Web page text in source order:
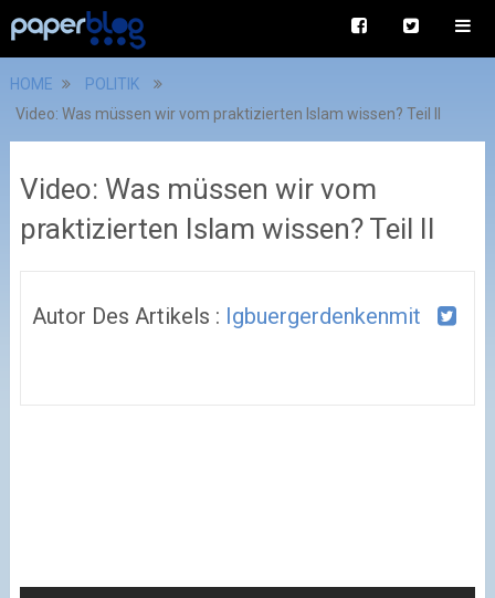
HOME
POLITIK
Video: Was müssen wir vom praktizierten Islam wissen? Teil II
Video: Was müssen wir vom
praktizierten Islam wissen? Teil II
Autor Des Artikels : Igbuergerdenkenmit